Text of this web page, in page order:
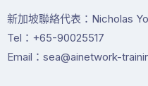
新加坡聯絡代表：Nicholas
Tel：+65-90025517
Email：sea@ainetwork-